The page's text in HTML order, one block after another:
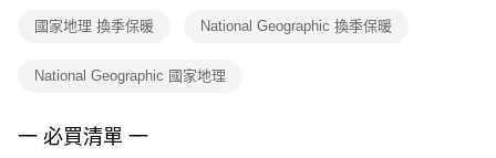
３．未成年的使用者請事先徵得法定代理人或監護人之同意方可使用
任。
請求用戶進行身份認證。
５．嚴禁一人註冊多個帳號或使用他人資訊註冊。若發現惡意使用之情形，
國家地理 換季保暖 National Geographic 換季保暖
National Geographic 國家地理
一 必買清單 一